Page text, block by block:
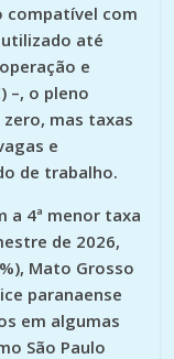
compatível com
até
e
–, o pleno
mas taxas
e
de trabalho.
a 4ª menor taxa
de 2026,
Mato Grosso
paranaense
em algumas
São Paulo